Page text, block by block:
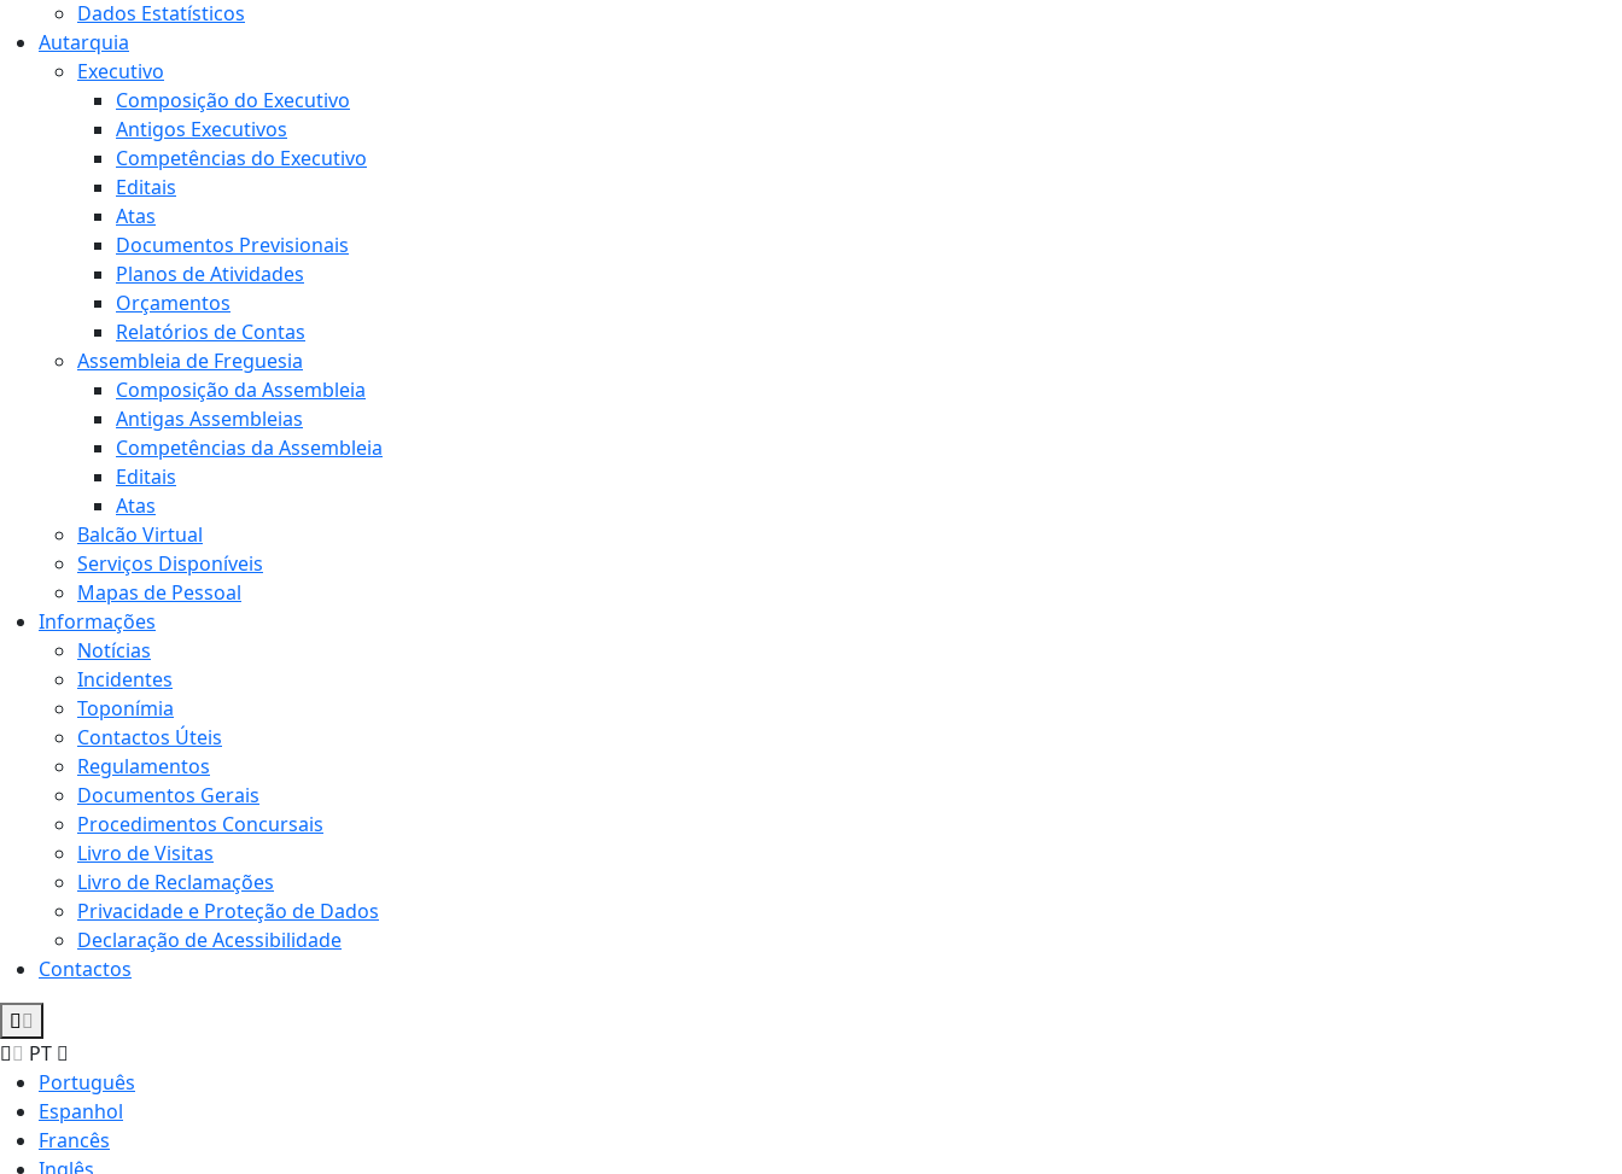
Dados Estatísticos
Autarquia
Executivo
Composição do Executivo
Antigos Executivos
Competências do Executivo
Editais
Atas
Documentos Previsionais
Planos de Atividades
Orçamentos
Relatórios de Contas
Assembleia de Freguesia
Composição da Assembleia
Antigas Assembleias
Competências da Assembleia
Editais
Atas
Balcão Virtual
Serviços Disponíveis
Mapas de Pessoal
Informações
Notícias
Incidentes
Toponímia
Contactos Úteis
Regulamentos
Documentos Gerais
Procedimentos Concursais
Livro de Visitas
Livro de Reclamações
Privacidade e Proteção de Dados
Declaração de Acessibilidade
Contactos
PT
Português
Espanhol
Francês